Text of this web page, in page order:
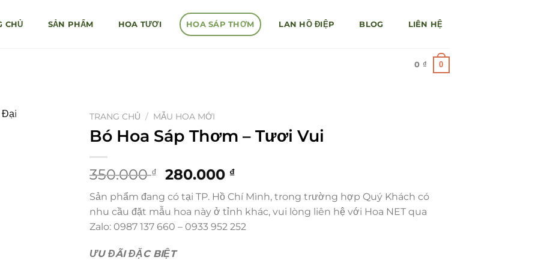
CHỦ SẢN PHẨM HOA TƯƠI HOA SÁP THƠM LAN HỒ ĐIỆP BLOG LIÊN HỆ
0 ₫ 0
TRANG CHỦ / MẪU HOA MỚI
Bó Hoa Sáp Thơm – Tươi Vui
350.000₫
Giá
là:
350.000 ₫.
280.000 ₫Giá
tại
là:
280.000 ₫.
Sản phẩm đang có tại TP. Hồ Chí Mình, trong trường hợp Quý Khách có
nhu cầu đặt mẫu hoa này ở tỉnh khác, vui lòng liên hệ với Hoa NET qua
Zalo: 0987 137 660 – 0933 952 252
ƯU ĐÃI ĐẶC BIỆT